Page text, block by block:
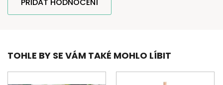
TOHLE BY SE VÁM TAKÉ MOHLO LÍBIT